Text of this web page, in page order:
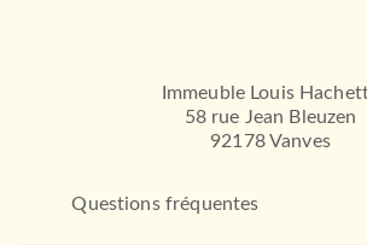
Immeuble Louis
58 rue Jean Bleuzen
92178 Vanves
Questions fréquentes